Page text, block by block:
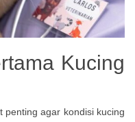
Kucing
penting agar kondisi kucing